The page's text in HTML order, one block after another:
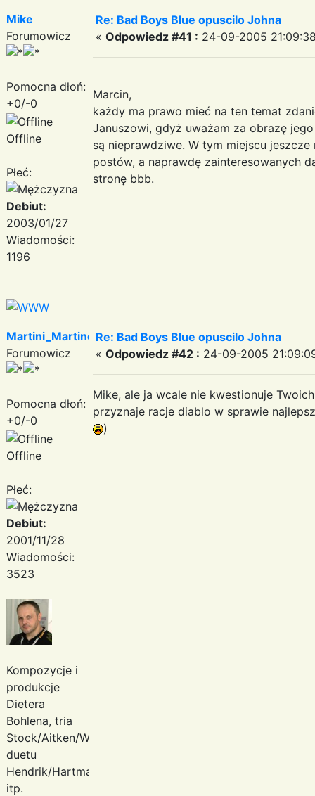
Mike
Forumowicz
Pomocna dłoń:
+0/-0
Offline
Płeć:
Debiut:
2003/01/27
Wiadomości:
1196
Re: Bad Boys Blue opuscilo Johna
« Odpowiedz #41 : 24-09-2005
Marcin,
każdy ma prawo mieć na ten temat
Januszowi, gdyż uważam za obrazę
są nieprawdziwe. W tym miejscu
postów, a naprawdę zainteresowanych
stronę bbb.
Martini_Martinez
Forumowicz
Pomocna dłoń:
+0/-0
Offline
Płeć:
Debiut:
2001/11/28
Wiadomości:
3523
Kompozycje i
produkcje
Dietera
Bohlena, tria
Stock/Aitken/Waterman,
duetu
Hendrik/Hartmann
itp.
Re: Bad Boys Blue opuscilo Johna
« Odpowiedz #42 : 24-09-2005
Mike, ale ja wcale nie kwestionuje
przyznaje racje diablo w sprawie
)